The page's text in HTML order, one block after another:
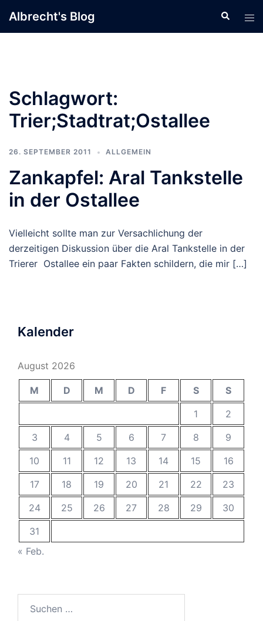
Inhalt
Albrecht's Blog Suche
Schlagwort:
Trier;Stadtrat;Ostallee
26. SEPTEMBER 2011 ALLGEMEIN
Zankapfel: Aral Tankstelle
in der Ostallee
Vielleicht sollte man zur Versachlichung der
derzeitigen Diskussion über die Aral Tankstelle in der
Trierer Ostallee ein paar Fakten schildern, die mir […]
Kalender
August 2026
M D M D F S
S
1
2
3
4 5 6 7 8
9
10
11 12 13 14 15
16
17
18 19 20 21 22
23
24
25 26 27 28 29
30
31
« Feb.